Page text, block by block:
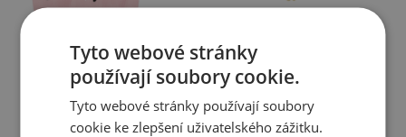
Slevy
Zjistit více
Doprava
Zjistit více
Tyto webové stránky
používají soubory cookie.
Tyto webové stránky používají soubory
cookie ke zlepšení uživatelského zážitku.